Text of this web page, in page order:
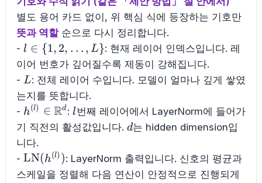
별도 용어 카드 없이, 위 핵심 식에 등장하는 기호만
뜻과 역할순으로 다시 정리합니다.
- l \in \
{1,2,\dots,L\}
l ∈ {1, 2, … , L}: 현재 레이어 인덱스입니다. 레
이어 번호가 깊어질수록 제동이 강해집니다.
- L
L: 전체 레이어 수입니다. 모델이 얼마나 깊게 쌓였
는지를 뜻합니다.
- h^{(l)} \in
\mathbb{R}^{d}
h(l) ∈ Rd :l
l 번째 레이어에서 LayerNorm에 들어가
기 직전의 활성값입니다. d
d는 hidden dimension입
니다.
- \mathrm{LN}
(h^{(l)})
LN(h(l) ): LayerNorm 출력입니다. 신호의 평균과
스케일을 정렬해 다음 연산이 안정적으로 진행되게